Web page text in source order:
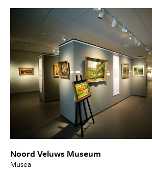
Noord Veluws Museum
Musea